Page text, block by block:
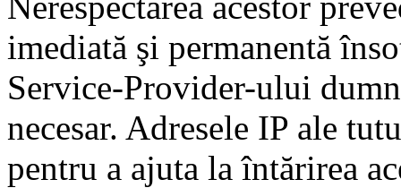
imediată şi permanentă
Service-Provider-ului
necesar. Adresele IP ale
pentru a ajuta la întărirea